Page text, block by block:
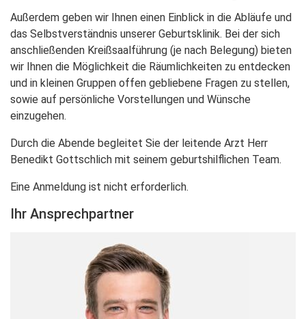
Außerdem geben wir Ihnen einen Einblick in die Abläufe und
das Selbstverständnis unserer Geburtsklinik. Bei der sich
anschließenden Kreißsaalführung (je nach Belegung) bieten
wir Ihnen die Möglichkeit die Räumlichkeiten zu entdecken
und in kleinen Gruppen offen gebliebene Fragen zu stellen,
sowie auf persönliche Vorstellungen und Wünsche
einzugehen.
Durch die Abende begleitet Sie der leitende Arzt Herr
Benedikt Gottschlich mit seinem geburtshilflichen Team.
Eine Anmeldung ist nicht erforderlich.
Ihr Ansprechpartner